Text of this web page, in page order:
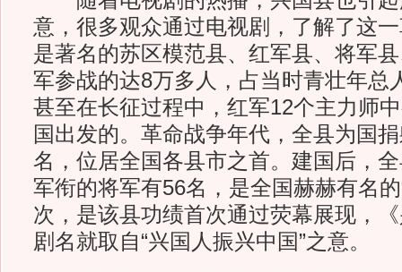
意，很多观众通过电视剧，了解了这
是著名的苏区模范县、红军县、将军
军参战的达8万多人，占当时青壮年总
甚至在长征过程中，红军12个主力师
国出发的。革命战争年代，全县为国
名，位居全国各县市之首。建国后，
军衔的将军有56名，是全国赫赫有名的
次，是该县功绩首次通过荧幕展现，
剧名就取自“兴国人振兴中国”之意。